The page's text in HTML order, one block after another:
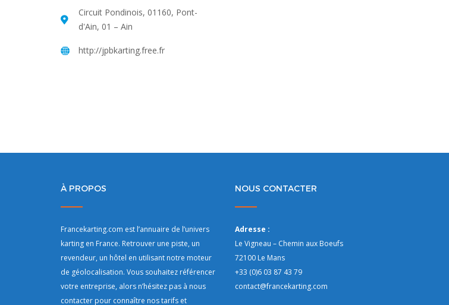
Circuit Pondinois, 01160, Pont-
d'Ain, 01 – Ain
http://jpbkarting.free.fr
À PROPOS
Francekarting.com est l’annuaire de l’univers
karting en France. Retrouver une piste, un
revendeur, un hôtel en utilisant notre moteur
de géolocalisation. Vous souhaitez référencer
votre entreprise, alors n’hésitez pas à nous
contacter pour connaître nos tarifs et
NOUS CONTACTER
Adresse :
Le Vigneau – Chemin aux Boeufs
72100 Le Mans
+33 (0)6 03 87 43 79
contact@francekarting.com